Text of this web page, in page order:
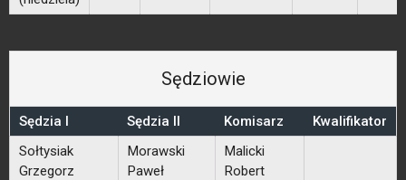
Sędziowie
Sędzia I Sędzia II Komisarz
Kwalifikator
Sołtysiak
Grzegorz
Morawski
Paweł
Malicki
Robert